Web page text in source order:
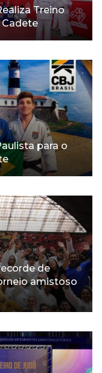
Treino
Cadete
para o
de
amistoso